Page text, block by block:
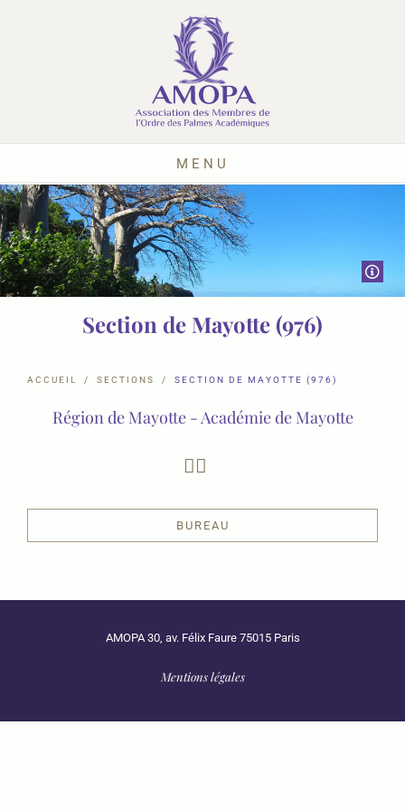
MENU
Section de Mayotte (976)
ACCUEIL SECTIONS SECTION DE MAYOTTE (976)
Région de Mayotte - Académie de Mayotte
BUREAU
AMOPA 30, av. Félix Faure 75015 Paris
Mentions légales